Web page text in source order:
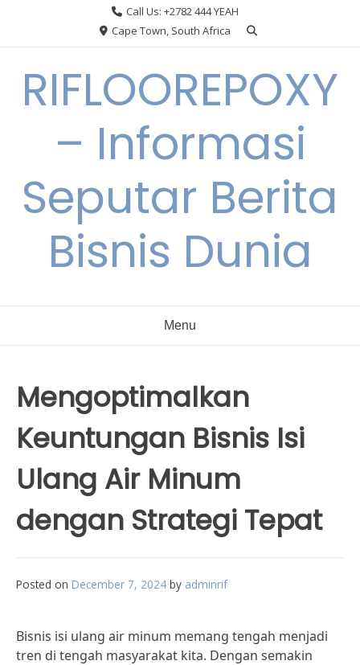
Call Us: +2782 444 YEAH
Cape Town, South Africa
RIFLOOREPOXY
– Informasi
Seputar Berita
Bisnis Dunia
Menu
Mengoptimalkan
Keuntungan Bisnis Isi
Ulang Air Minum
dengan Strategi Tepat
Posted on December 7, 2024 by adminrif
Bisnis isi ulang air minum memang tengah menjadi
tren di tengah masyarakat kita. Dengan semakin